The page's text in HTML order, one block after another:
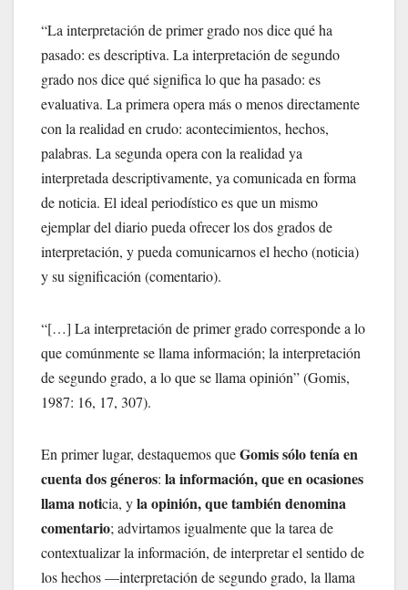
“La interpretación de primer grado nos dice qué ha
pasado: es descriptiva. La interpretación de segundo
grado nos dice qué significa lo que ha pasado: es
evaluativa. La primera opera más o menos directamente
con la realidad en crudo: acontecimientos, hechos,
palabras. La segunda opera con la realidad ya
interpretada descriptivamente, ya comunicada en forma
de noticia. El ideal periodístico es que un mismo
ejemplar del diario pueda ofrecer los dos grados de
interpretación, y pueda comunicarnos el hecho (noticia)
y su significación (comentario).
“[…] La interpretación de primer grado corresponde a lo
que comúnmente se llama información; la interpretación
de segundo grado, a lo que se llama opinión” (Gomis,
1987: 16, 17, 307).
En primer lugar, destaquemos queGomis sólo tenía en
cuenta dos géneros: la información, que en ocasiones
llama noticia, yla opinión, que también denomina
comentario; advirtamos igualmente que la tarea de
contextualizar la información, de interpretar el sentido de
los hechos —interpretación de segundo grado, la llama